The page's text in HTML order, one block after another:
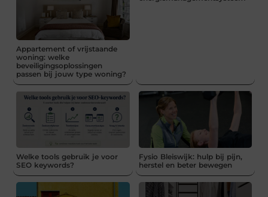
Appartement of vrijstaande
woning: welke
beveiligingsoplossingen
passen bij jouw type woning?
Welke tools gebruik je voor
SEO keywords?
Fysio Bleiswijk: hulp bij pijn,
herstel en beter bewegen